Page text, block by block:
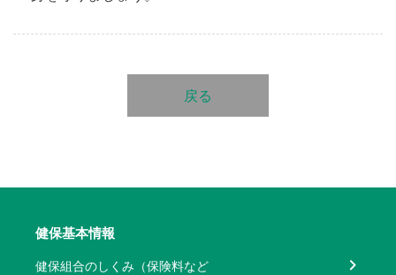
戻る
健保基本情報
健保組合のしくみ（保険料など